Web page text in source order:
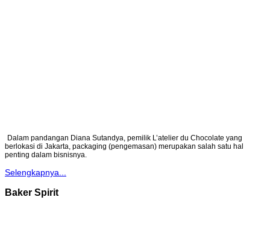
Dalam pandangan Diana Sutandya, pemilik L’atelier du Chocolate yang
berlokasi di Jakarta, packaging (pengemasan) merupakan salah satu hal
penting dalam bisnisnya.
Selengkapnya...
Baker Spirit